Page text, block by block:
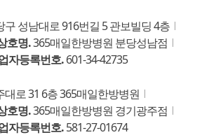
구 성남대로 916번길 5 관보빌딩 4층
호명.365매일한방병원 분당성남점
자등록번호.601-34-42735
대로 31 6층 365매일한방병원
호명.365매일한방병원 경기광주점
자등록번호.581-27-01674